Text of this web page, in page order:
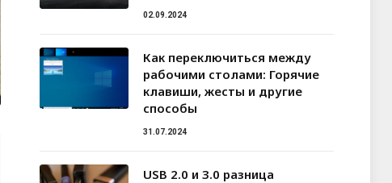
02.09.2024
Как переключиться между
рабочими столами: Горячие
клавиши, жесты и другие
способы
31.07.2024
USB 2.0 и 3.0 разница